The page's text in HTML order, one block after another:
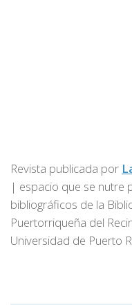
Revista publicada por
| espacio que se nutre
bibliográficos de la
Puertorriqueña del
Universidad de Puerto